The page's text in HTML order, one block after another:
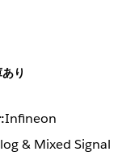
り
Infineon
& Mixed Signal